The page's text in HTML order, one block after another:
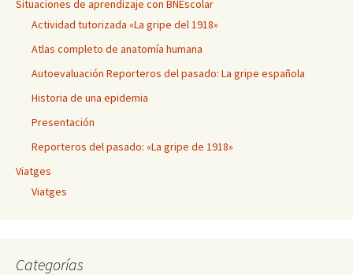
Situaciones de aprendizaje con BNEscolar
Actividad tutorizada «La gripe del 1918»
Atlas completo de anatomía humana
Autoevaluación Reporteros del pasado: La gripe española
Historia de una epidemia
Presentación
Reporteros del pasado: «La gripe de 1918»
Viatges
Viatges
Categorías